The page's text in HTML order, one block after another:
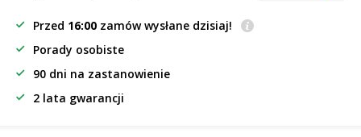
Przed 16:00 zamów wysłane dzisiaj!
Porady osobiste
90 dni na zastanowienie
2 lata gwarancji